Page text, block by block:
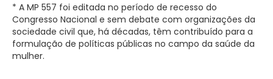
* A MP 557 foi editada no período de recesso do
Congresso Nacional e sem debate com organizações da
sociedade civil que, há décadas, têm contribuído para a
formulação de políticas públicas no campo da saúde da
mulher.